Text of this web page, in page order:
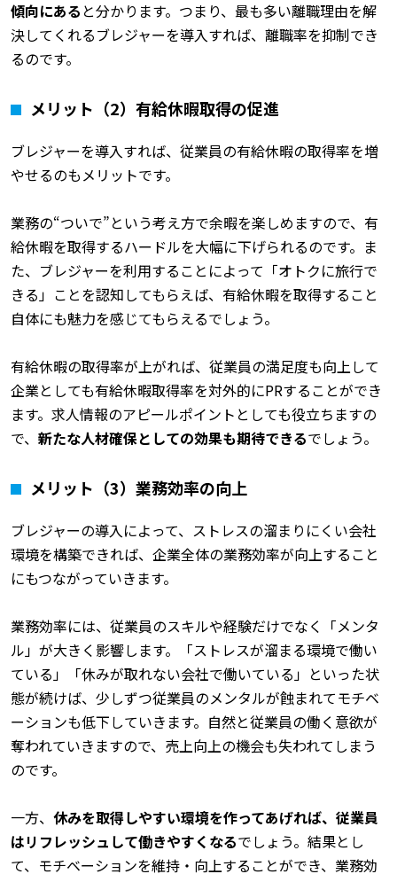
傾向にある と分かります。つまり、最も多い離職理由を解
決してくれるブレジャーを導入すれば、離職率を抑制でき
るのです。
メリット（2）有給休暇取得の促進
ブレジャーを導入すれば、従業員の有給休暇の取得率を増
やせるのもメリットです。
業務の“ついで”という考え方で余暇を楽しめますので、有
給休暇を取得するハードルを大幅に下げられるのです。ま
た、ブレジャーを利用することによって「オトクに旅行で
きる」ことを認知してもらえば、有給休暇を取得すること
自体にも魅力を感じてもらえるでしょう。
有給休暇の取得率が上がれば、従業員の満足度も向上して
企業としても有給休暇取得率を対外的にPRすることができ
ます。求人情報のアピールポイントとしても役立ちますの
で、 新たな人材確保としての効果も期待できるでしょう。
メリット（3）業務効率の向上
ブレジャーの導入によって、ストレスの溜まりにくい会社
環境を構築できれば、企業全体の業務効率が向上すること
にもつながっていきます。
業務効率には、従業員のスキルや経験だけでなく「メンタ
ル」が大きく影響します。「ストレスが溜まる環境で働い
ている」「休みが取れない会社で働いている」といった状
態が続けば、少しずつ従業員のメンタルが蝕まれてモチベ
ーションも低下していきます。自然と従業員の働く意欲が
奪われていきますので、売上向上の機会も失われてしまう
のです。
一方、 休みを取得しやすい環境を作ってあげれば、従業員
はリフレッシュして働きやすくなるでしょう。結果とし
て、モチベーションを維持・向上することができ、業務効